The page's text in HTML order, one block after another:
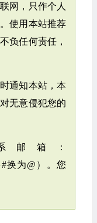
网，只作个人
使用本站推荐
负任何责任，
通知本站，本
无意侵犯您的
邮箱：
换为@）。您